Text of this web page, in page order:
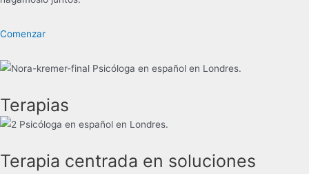
Comenzar
Terapias
Terapia centrada en soluciones